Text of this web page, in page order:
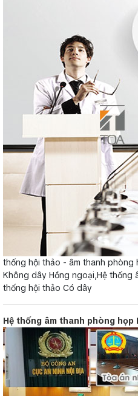
thống hội thảo - âm thanh phòng
Không dây Hồng ngoại,Hệ thống
thống hội thảo Có dây
Hệ thống âm thanh phòng họp